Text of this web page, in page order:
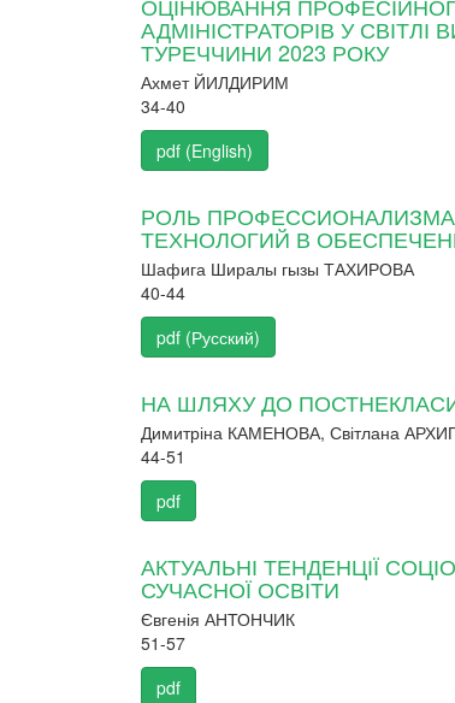
АДМІНІСТРАТОРІВ У
ТУРЕЧЧИНИ 2023 РОКУ
Ахмет ЙИЛДИРИМ
34-40
pdf (English)
РОЛЬ
ТЕХНОЛОГИЙ В
Шафига Ширалы гызы ТАХИРОВА
40-44
pdf (Русский)
НА ШЛЯХУ ДО
Димитріна КАМЕНОВА, Світлана
44-51
pdf
АКТУАЛЬНІ ТЕНДЕНЦІЇ
СУЧАСНОЇ ОСВІТИ
Євгенія АНТОНЧИК
51-57
pdf